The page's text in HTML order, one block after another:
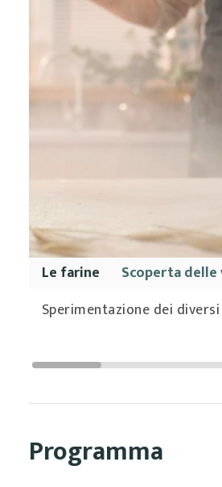
Le farine
Scoperta
Sperimentazione dei
Programma